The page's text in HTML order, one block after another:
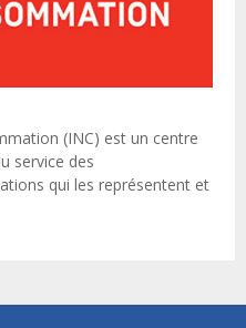
(INC) est un centre
service des
qui les représentent et